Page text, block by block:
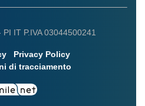
PI IT P.IVA 03044500241
Privacy Policy
di tracciamento